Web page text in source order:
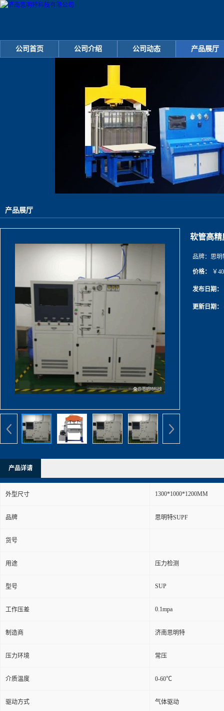
公司首页 公司介绍 公司动态 产品展厅
产品展厅
软管高精
品牌： 思明
价格： ￥
发布日期：
更新日期：
产品详请
外型尺寸 1300*1000*1200MM
品牌 思明特SUPF
货号
用途 压力检测
型号 SUP
工作压差 0.1mpa
制造商 济南思明特
压力环境 常压
介质温度 0-60℃
驱动方式 气体驱动